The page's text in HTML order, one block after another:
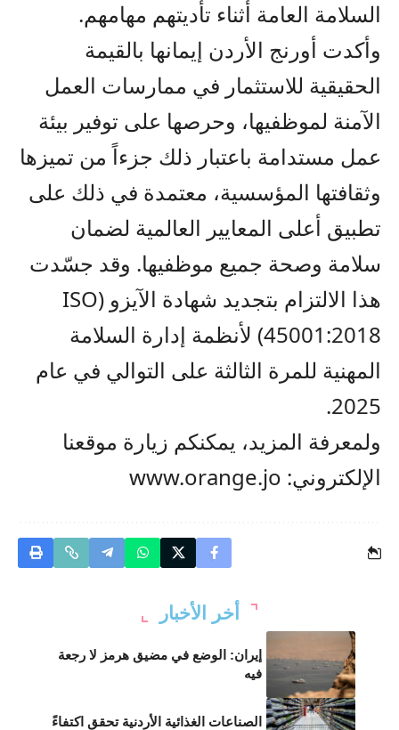
السلامة العامة أثناء تأديتهم مهامهم.
وأكدت أورنج الأردن إيمانها بالقيمة
الحقيقية للاستثمار في ممارسات العمل
الآمنة لموظفيها، وحرصها على توفير بيئة
عمل مستدامة باعتبار ذلك جزءاً من تميزها
وثقافتها المؤسسية، معتمدة في ذلك على
تطبيق أعلى المعايير العالمية لضمان
سلامة وصحة جميع موظفيها. وقد جسّدت
هذا الالتزام بتجديد شهادة الآيزو (ISO
45001:2018) لأنظمة إدارة السلامة
المهنية للمرة الثالثة على التوالي في عام
2025.
ولمعرفة المزيد، يمكنكم زيارة موقعنا
الإلكتروني: www.orange.jo
أخر الأخبار
إيران: الوضع في مضيق هرمز لا رجعة
فيه
الصناعات الغذائية الأردنية تحقق اكتفاءً